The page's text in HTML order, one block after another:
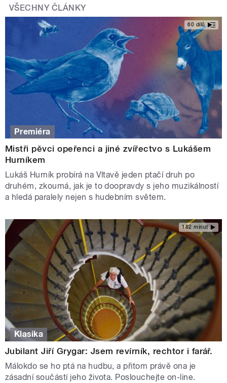
VŠECHNY ČLÁNKY
60 dílů
Premiéra
Mistři pěvci opeřenci a jiné zvířectvo s Lukášem
Hurníkem
Lukáš Hurník probírá na Vltavě jeden ptačí druh po
druhém, zkoumá, jak je to doopravdy s jeho muzikálností
a hledá paralely nejen s hudebním světem.
182 minut
Klasika
Jubilant Jiří Grygar: Jsem revírník, rechtor i farář.
Málokdo se ho ptá na hudbu, a přitom právě ona je
zásadní součástí jeho života. Poslouchejte on-line.